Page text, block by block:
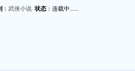
： 武侠小说 状态：连载中......